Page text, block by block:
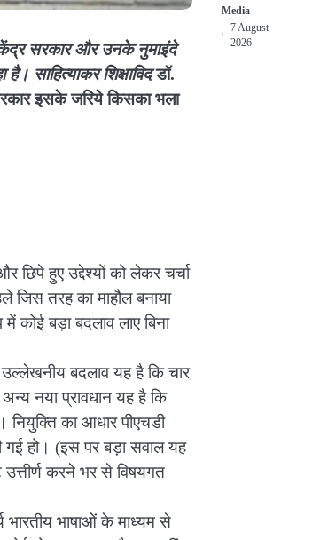
सरकार और उनके नुमाइंदे
साहित्याकर शिक्षाविदडॉ.
इसके जरिये किसका भला
हुए उद्देश्यों को लेकर चर्चा
तरह का माहौल बनाया
बड़ा बदलाव लाए बिना
बदलाव यह है कि चार
नया प्रावधान यह है कि
नियुक्ति का आधार पीएचडी
गई हो। (इस पर बड़ा सवाल यह
करने भर से विषयगत
भारतीय भाषाओं के माध्यम से
Media
7 August
2026